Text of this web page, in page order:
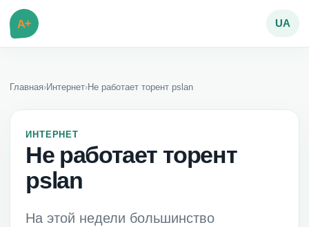
A+ UA
Главная›Интернет›Не работает торент pslan
ИНТЕРНЕТ
Не работает торент
pslan
На этой недели большинство